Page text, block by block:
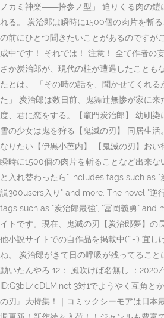
ノカミ神楽――拾参ノ型」 迫りくる肉の鎧
れる。 炭治郎は瞬時に1500個の肉片を斬
の前にひとつ聞きたいことがあるのですが
成中です！ それでは！ 注意！ 全て作者の
さか炭治郎が、現代の柱が遭遇したことも
たとは。 「その時の話を、聞かせてくれる
た」 炭治郎は数日前、鬼舞辻無惨が家に
度、君に恋をする。【竈門炭治郎】 幼馴染
雪の少女は鬼を狩る【鬼滅の刃】 同居生活
なりたい【伊黒小芭内】 【鬼滅の刃】おい
瞬時に1500個の肉片を斬ることなど出来
と入れ替わったら" includes tags such as "
説300users入り" and more. The novel "逆
tags such as "炭治郎最強", "冨岡義勇" and
イトです。現在、鬼滅の刃【炭治郎夢】の
他小説サイトでの自作品を掲載中(*´-`) 宜し
ね。 炭治郎がきて日の呼吸が残ってること
動いたんやろ 12： 風吹けば名無し ：2020/
ID:G3bL4cDLM.net 3対1でようやく互角と
の刃』大特集！｜コミックシーモアは日